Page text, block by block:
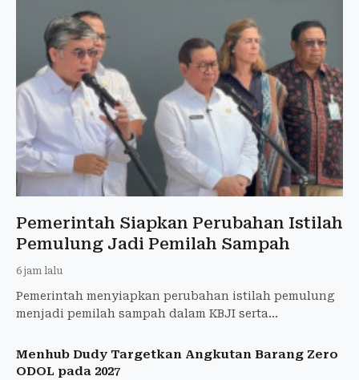
Pemerintah Siapkan Perubahan Istilah
Pemulung Jadi Pemilah Sampah
6 jam lalu
Pemerintah menyiapkan perubahan istilah pemulung
menjadi pemilah sampah dalam KBJI serta
Menhub Dudy Targetkan Angkutan Barang Zero
ODOL pada 2027